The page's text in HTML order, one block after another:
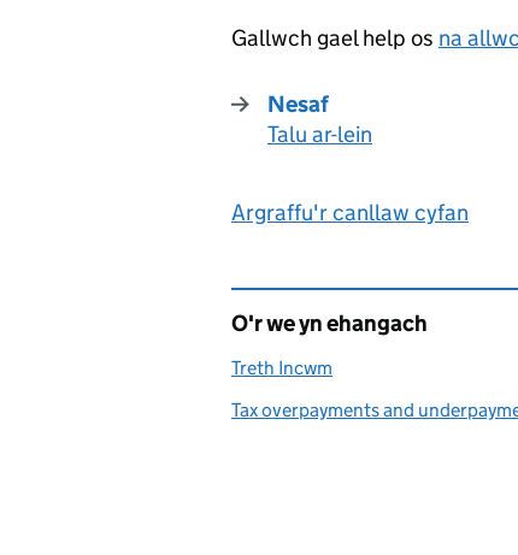
Gallwch gael help os na
Nesaf
:
Talu ar-lein
Argraffu'r canllaw cyfan
O'r we yn ehangach
Treth Incwm
Tax overpayments and